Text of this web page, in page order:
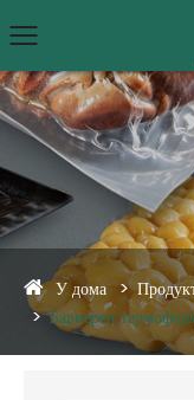
У дома
Бариерен